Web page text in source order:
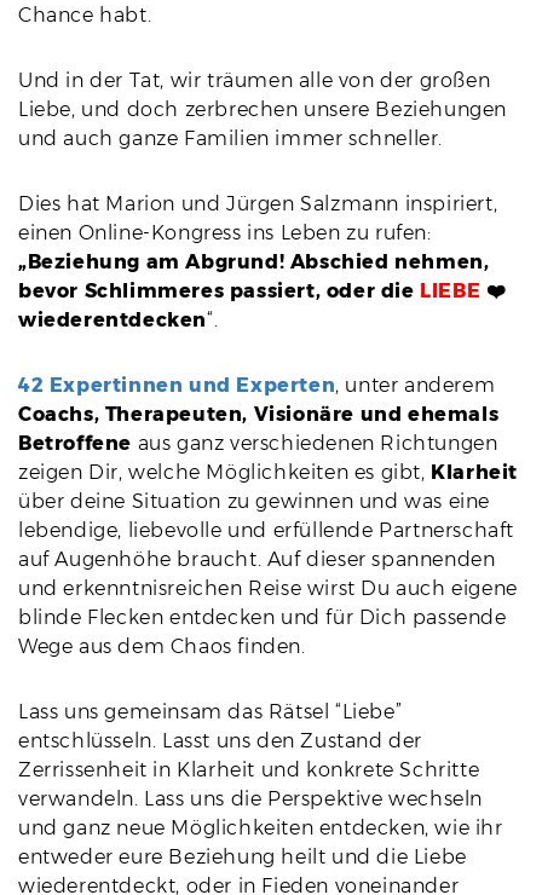
Chance habt.
Und in der Tat, wir träumen alle von der großen
Liebe, und doch zerbrechen unsere Beziehungen
und auch ganze Familien immer schneller.
Dies hat Marion und Jürgen Salzmann inspiriert,
einen Online-Kongress ins Leben zu rufen:
„Beziehung am Abgrund! Abschied nehmen,
bevor Schlimmeres passiert, oder die LIEBE ❤️
wiederentdecken“.
42 Expertinnen und Experten, unter anderem
Coachs, Therapeuten, Visionäre und ehemals
Betroffene aus ganz verschiedenen Richtungen
zeigen Dir, welche Möglichkeiten es gibt, Klarheit
über deine Situation zu gewinnen und was eine
lebendige, liebevolle und erfüllende Partnerschaft
auf Augenhöhe braucht. Auf dieser spannenden
und erkenntnisreichen Reise wirst Du auch eigene
blinde Flecken entdecken und für Dich passende
Wege aus dem Chaos finden.
Lass uns gemeinsam das Rätsel “Liebe”
entschlüsseln. Lasst uns den Zustand der
Zerrissenheit in Klarheit und konkrete Schritte
verwandeln. Lass uns die Perspektive wechseln
und ganz neue Möglichkeiten entdecken, wie ihr
entweder eure Beziehung heilt und die Liebe
wiederentdeckt, oder in Fieden voneinander